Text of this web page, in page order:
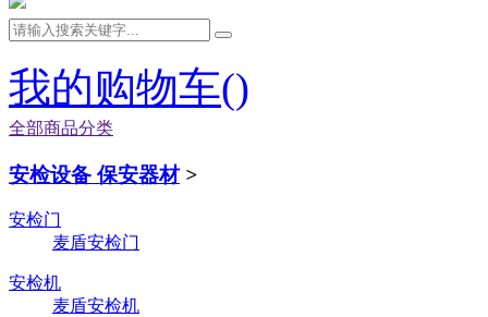
我的购物车()
全部商品分类
安检设备 保安器材 >
安检门
麦盾安检门
安检机
麦盾安检机